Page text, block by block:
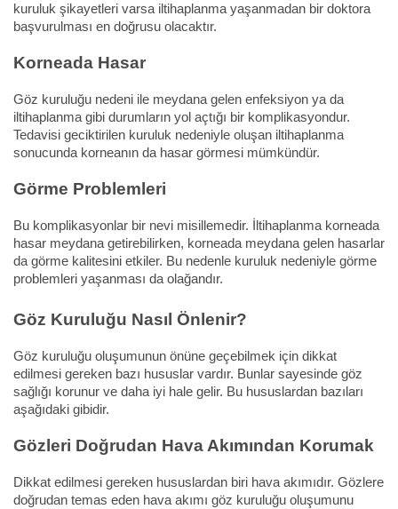
kuruluk şikayetleri varsa iltihaplanma yaşanmadan bir doktora
başvurulması en doğrusu olacaktır.
Korneada Hasar
Göz kuruluğu nedeni ile meydana gelen enfeksiyon ya da
iltihaplanma gibi durumların yol açtığı bir komplikasyondur.
Tedavisi geciktirilen kuruluk nedeniyle oluşan iltihaplanma
sonucunda korneanın da hasar görmesi mümkündür.
Görme Problemleri
Bu komplikasyonlar bir nevi misillemedir. İltihaplanma korneada
hasar meydana getirebilirken, korneada meydana gelen hasarlar
da görme kalitesini etkiler. Bu nedenle kuruluk nedeniyle görme
problemleri yaşanması da olağandır.
Göz Kuruluğu Nasıl Önlenir?
Göz kuruluğu oluşumunun önüne geçebilmek için dikkat
edilmesi gereken bazı hususlar vardır. Bunlar sayesinde göz
sağlığı korunur ve daha iyi hale gelir. Bu hususlardan bazıları
aşağıdaki gibidir.
Gözleri Doğrudan Hava Akımından Korumak
Dikkat edilmesi gereken hususlardan biri hava akımıdır. Gözlere
doğrudan temas eden hava akımı göz kuruluğu oluşumunu